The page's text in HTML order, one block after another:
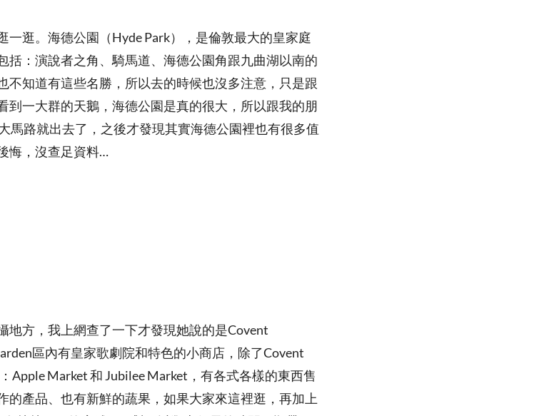
一逛。海德公園（Hyde Park），是倫敦最大的皇家庭
括：演說者之角、騎馬道、海德公園角跟九曲湖以南的
不知道有這些名勝，所以去的時候也沒多注意，只是跟
到一大群的天鵝，海德公園是真的很大，所以跟我的朋
馬路就出去了，之後才發現其實海德公園裡也有很多值
悔，沒查足資料…
地方，我上網查了一下才發現她說的是Covent
區內有皇家歌劇院和特色的小商店，除了Covent
Apple Market 和 Jubilee Market，有各式各樣的東西售
的產品、也有新鮮的蔬果，如果大家來這裡逛，再加上